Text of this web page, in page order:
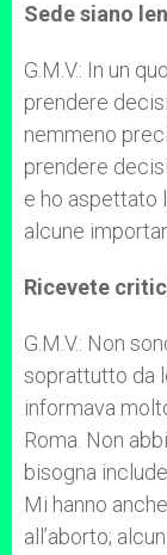
Sede siano
G.M.V.: In un
prendere
nemmeno
prendere
e ho aspettato
alcune
Ricevete
G.M.V.: Non
soprattutto da
informava
Roma. Non
bisogna
Mi hanno
all’aborto;